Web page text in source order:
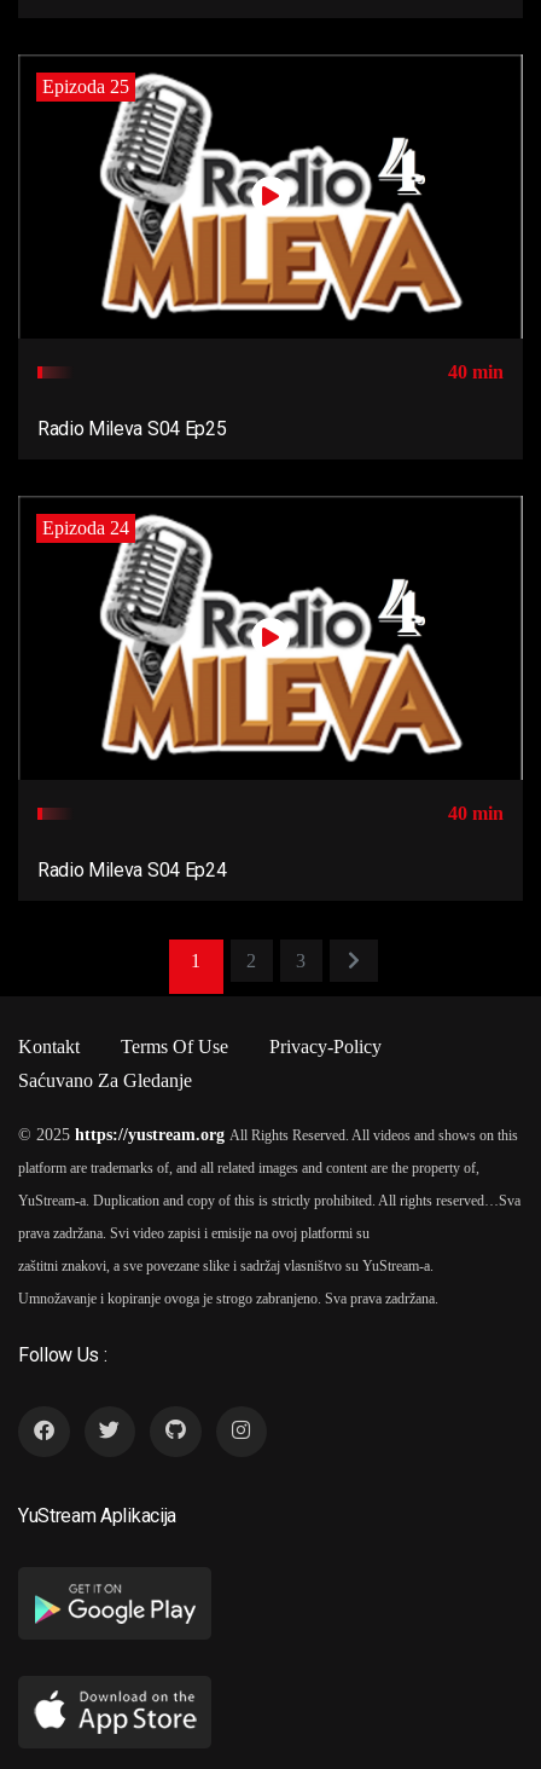
Epizoda 25
40 min
Radio Mileva S04 Ep25
Epizoda 24
40 min
Radio Mileva S04 Ep24
1 2 3
Kontakt Terms Of Use
Privacy-Policy
Saćuvano Za Gledanje
© 2025 https://yustream.org All Rights Reserved. All videos and shows on this
platform are trademarks of, and all related images and content are the property of,
YuStream-a. Duplication and copy of this is strictly prohibited. All rights reserved… Sva
prava zadržana. Svi video zapisi i emisije na ovoj platformi su
zaštitni znakovi, a sve povezane slike i sadržaj vlasništvo su YuStream-a.
Umnožavanje i kopiranje ovoga je strogo zabranjeno. Sva prava zadržana.
Follow Us :
YuStream Aplikacija